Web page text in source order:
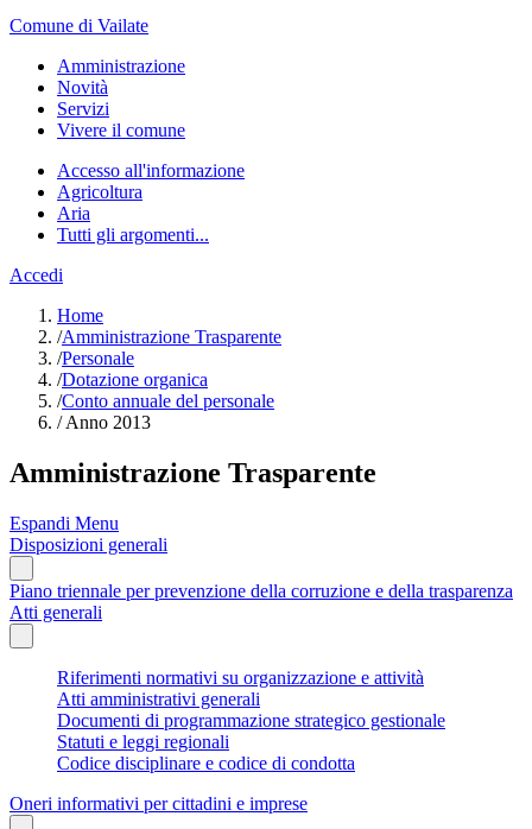
Comune di Vailate
Amministrazione
Novità
Servizi
Vivere il comune
Accesso all'informazione
Agricoltura
Aria
Tutti gli argomenti...
Accedi
Home
/Amministrazione Trasparente
/Personale
/Dotazione organica
/Conto annuale del personale
/Anno 2013
Amministrazione Trasparente
Espandi Menu
Disposizioni generali
Piano triennale per prevenzione della corruzione e della trasparenza
Atti generali
Riferimenti normativi su organizzazione e attività
Atti amministrativi generali
Documenti di programmazione strategico gestionale
Statuti e leggi regionali
Codice disciplinare e codice di condotta
Oneri informativi per cittadini e imprese